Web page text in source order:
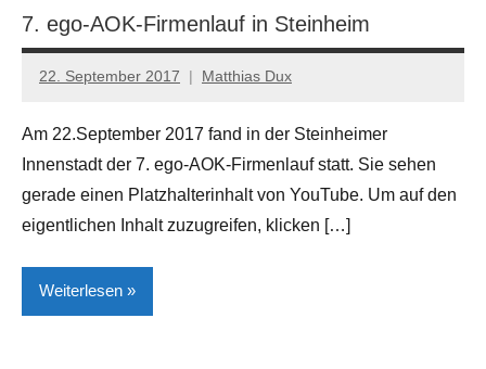
Lokales
Sport
7. ego-AOK-Firmenlauf in Steinheim
22. September 2017 Matthias Dux
Am 22.September 2017 fand in der Steinheimer
Innenstadt der 7. ego-AOK-Firmenlauf statt. Sie sehen
gerade einen Platzhalterinhalt von YouTube. Um auf den
eigentlichen Inhalt zuzugreifen, klicken […]
Weiterlesen